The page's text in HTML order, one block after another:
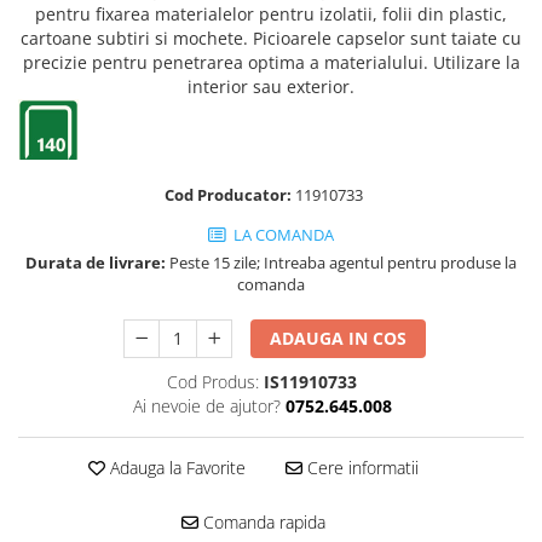
Etichete cabluri Aimo Phomemo
Etichete haine Aimo Phomemo
Etichete Aimo Phomemo M110 |
M200 | M220
Etichete Aimo rotunde
Etichete bijuterii Aimo Phomemo
Batoane silicon pentru decoratiuni
Batoane silicon cu sclipici
Batoane silicon Rapid Fun to Fix
Batoane silicon PVC/ Cabluri
Batoane silicon pluta
Duze pentru pistoale de lipit
Clesti pentru nituri si popnituri
Nituri etansare Rapid
Nituri automotive Rapid colorate
Capsatoare pneumatice
Pistoale pneumatice batut cuie in
capse sau cuie in banda
Truse de chei WERA
Truse de scule combinate pentru
electrieni
Extractor conectori Engineer
Geanta | Rucsac pentru scule
Pompe aspirator fludor si accesorii
Scule
Scule de mana KNIPEX
Scule multifunctionale si accesorii
Scule pentru aviatie
Scule pentru constructii navale si
intretinere nave
pentru fixarea materialelor pentru izolatii, folii din plastic,
cartoane subtiri si mochete. Picioarele capselor sunt taiate cu
precizie pentru penetrarea optima a materialului. Utilizare la
interior sau exterior.
Cod Producator: 11910733
LA COMANDA
Durata de livrare: Peste 15 zile; Intreaba agentul pentru produse la
comanda
ADAUGA IN COS
Cod Produs: IS11910733
Ai nevoie de ajutor? 0752.645.008
Adauga la Favorite Cere informatii
Comanda rapida